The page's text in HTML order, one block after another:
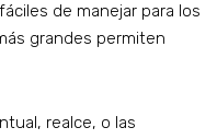
de manejar para los
grandes permiten
realce, o las